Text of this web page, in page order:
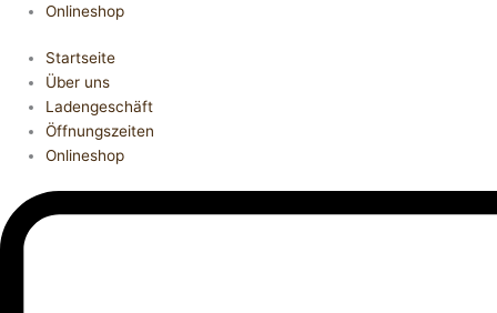
Onlineshop
Startseite
Über uns
Ladengeschäft
Öffnungszeiten
Onlineshop